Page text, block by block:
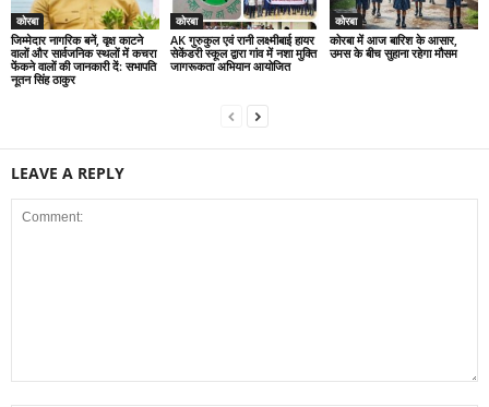
कोरबा
जिम्मेदार नागरिक बनें, वृक्ष काटने
वालों और सार्वजनिक स्थलों में कचरा
फेंकने वालों की जानकारी दें: सभापति
नूतन सिंह ठाकुर
कोरबा
AK गुरुकुल एवं रानी लक्ष्मीबाई हायर
सेकेंडरी स्कूल द्वारा गांव में नशा मुक्ति
जागरूकता अभियान आयोजित
कोरबा
कोरबा में आज बारिश के आसार,
उमस के बीच सुहाना रहेगा मौसम
LEAVE A REPLY